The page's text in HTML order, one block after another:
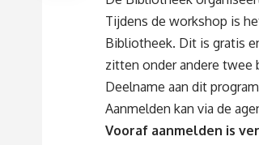
Tijdens de workshop is
Bibliotheek. Dit is gratis
zitten onder andere twee
Deelname aan dit
Aanmelden kan via de
Vooraf aanmelden is